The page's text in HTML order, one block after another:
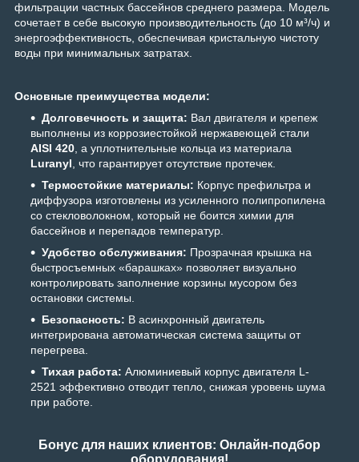
фильтрации частных бассейнов среднего размера. Модель
сочетает в себе высокую производительность (до 10 м³/ч) и
энергоэффективность, обеспечивая кристальную чистоту
воды при минимальных затратах.
Основные преимущества модели:
Долговечность и защита: Вал двигателя и крепеж
выполнены из коррозиестойкой нержавеющей стали
AISI 420, а уплотнительные кольца из материала
Luranyl, что гарантирует отсутствие протечек.
Термостойкие материалы: Корпус префильтра и
диффузора изготовлены из усиленного полипропилена
со стекловолокном, который не боится химии для
бассейнов и перепадов температур.
Удобство обслуживания: Прозрачная крышка на
быстросъемных «барашках» позволяет визуально
контролировать заполнение корзины мусором без
остановки системы.
Безопасность: В асинхронный двигатель
интегрирована автоматическая система защиты от
перегрева.
Тихая работа: Алюминиевый корпус двигателя L-
2521 эффективно отводит тепло, снижая уровень шума
при работе.
Бонус для наших клиентов: Онлайн-подбор